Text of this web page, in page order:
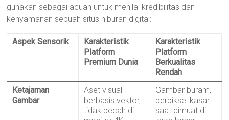
gunakan sebagai acuan untuk menilai kredibilitas dan
kenyamanan sebuah situs hiburan digital:
Aspek Sensorik
Karakteristik
Platform
Premium Dunia
Karakteristik
Platform
Berkualitas
Rendah
Ketajaman
Gambar
Aset visual
berbasis vektor,
tidak pecah di
Gambar buram,
berpiksel kasar
saat dimuat di